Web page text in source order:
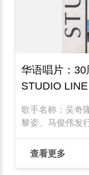
华语唱片：
STUDIO
歌手名称：吴奇
黎姿、马俊伟发
查看更多